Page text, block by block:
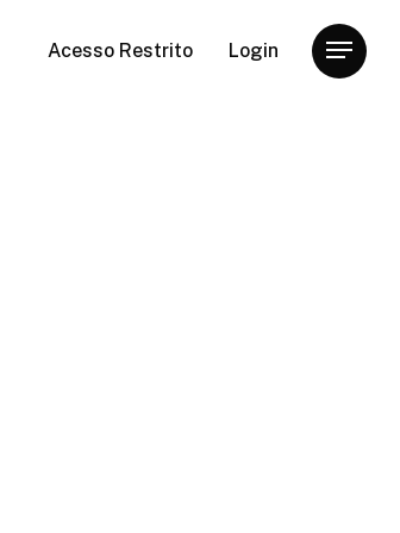
Acesso Restrito Login Menu